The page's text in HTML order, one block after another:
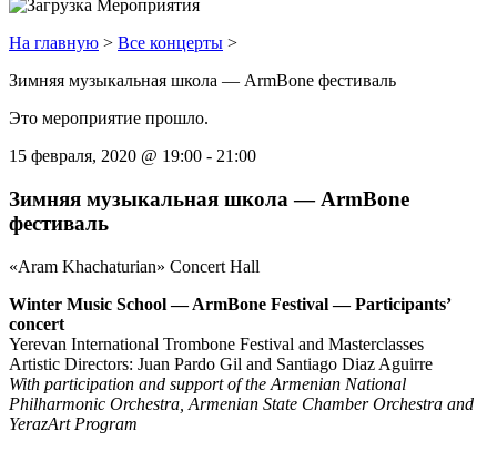
На главную > Все концерты >
Зимняя музыкальная школа — ArmBone фестиваль
Это мероприятие прошло.
15 февраля, 2020 @ 19:00 - 21:00
Зимняя музыкальная школа — ArmBone
фестиваль
«Aram Khachaturian» Concert Hall
Winter Music School — ArmBone Festival — Participants’
concert
Yerevan International Trombone Festival and Masterclasses
Artistic Directors: Juan Pardo Gil and Santiago Diaz Aguirre
With participation and support of the Armenian National
Philharmonic Orchestra, Armenian State Chamber Orchestra and
YerazArt Program